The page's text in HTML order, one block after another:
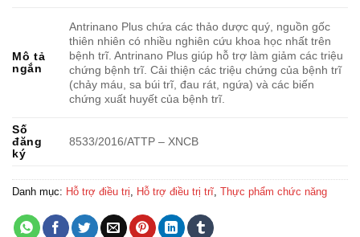
Mô tả
ngắn
Antrinano Plus chứa các thảo dược quý, nguồn gốc
thiên nhiên có nhiều nghiên cứu khoa học nhất trên
bệnh trĩ. Antrinano Plus giúp hỗ trợ làm giảm các triệu
chứng bệnh trĩ. Cải thiện các triệu chứng của bệnh trĩ
(chảy máu, sa búi trĩ, đau rát, ngứa) và các biến
chứng xuất huyết của bệnh trĩ.
Số
đăng
ký
8533/2016/ATTP – XNCB
Danh mục: Hỗ trợ điều trị Hỗ trợ điều trị trĩ Thực phẩm chức năng